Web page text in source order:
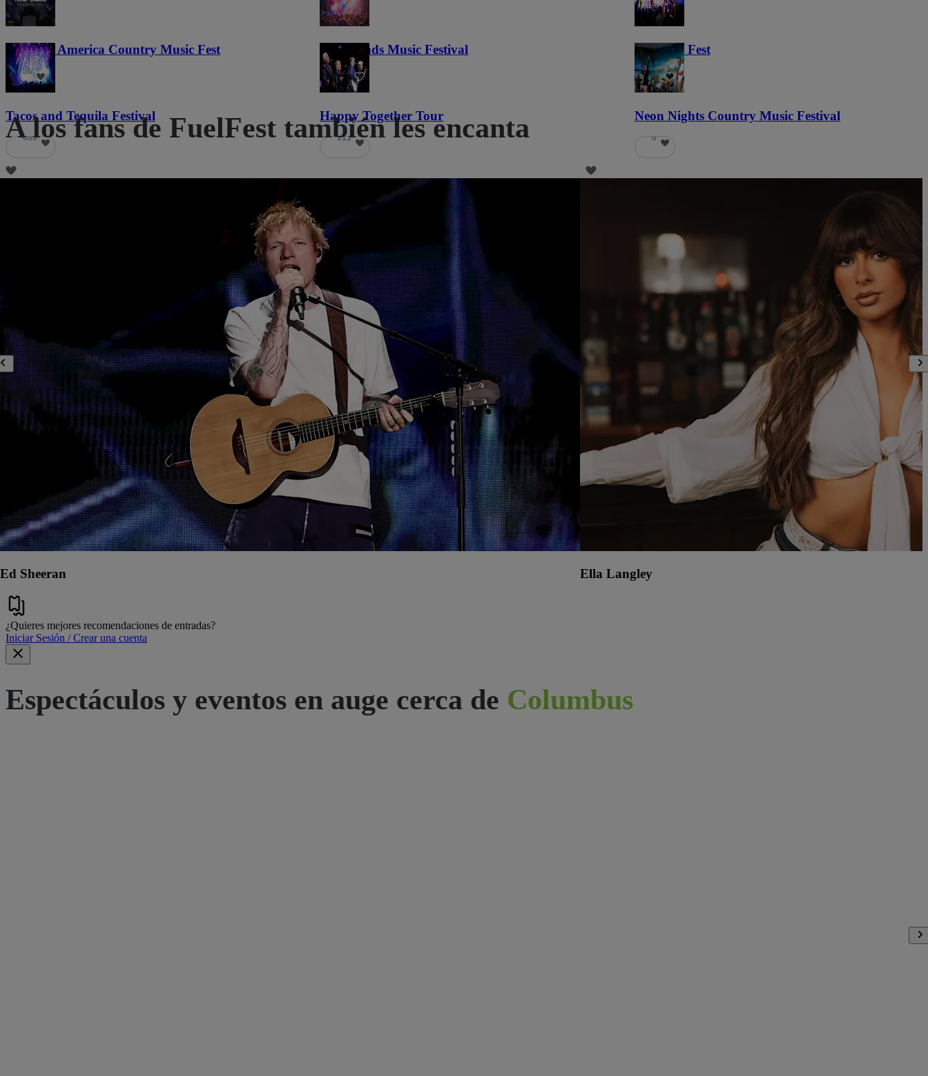
Voices of America Country Music Fest
36
Lost Lands Music Festival
121
Haunted Fest
58
Tacos and Tequila Festival
686
Happy Together Tour
111
Neon Nights Country Music Festival
6
A los fans de FuelFest también les encanta
Ed Sheeran Ella Langley
¿Quieres mejores recomendaciones de entradas?
Iniciar Sesión / Crear una cuenta
Espectáculos y eventos en auge cerca de Columbus